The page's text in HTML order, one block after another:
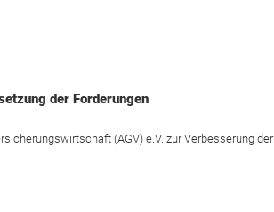
der Forderungen
(AGV) e.V. zur Verbesserung der